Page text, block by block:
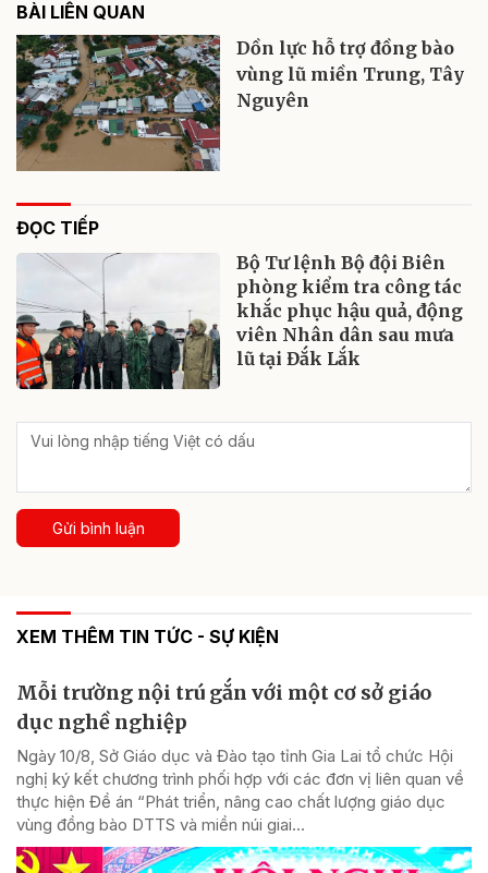
BÀI LIÊN QUAN
Dồn lực hỗ trợ đồng bào
vùng lũ miền Trung, Tây
Nguyên
ĐỌC TIẾP
Bộ Tư lệnh Bộ đội Biên
phòng kiểm tra công tác
khắc phục hậu quả, động
viên Nhân dân sau mưa
lũ tại Đắk Lắk
Gửi bình luận
XEM THÊM TIN TỨC - SỰ KIỆN
Mỗi trường nội trú gắn với một cơ sở giáo
dục nghề nghiệp
Ngày 10/8, Sở Giáo dục và Đào tạo tỉnh Gia Lai tổ chức Hội
nghị ký kết chương trình phối hợp với các đơn vị liên quan về
thực hiện Đề án “Phát triển, nâng cao chất lượng giáo dục
vùng đồng bào DTTS và miền núi giai...